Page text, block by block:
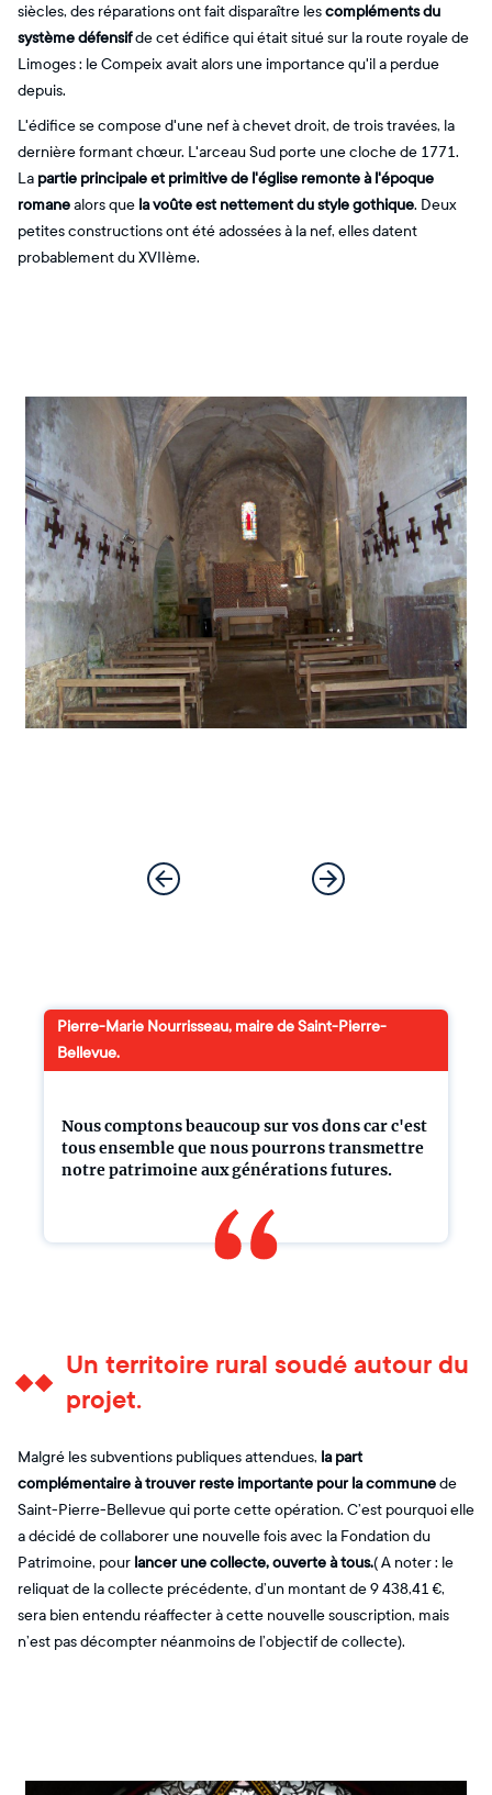
siècles, des réparations ont fait disparaître lescompléments du
système défensifde cet édifice qui était situé sur la route royale de
Limoges : le Compeix avait alors une importance qu'il a perdue
depuis.
L'édifice se compose d'une nef à chevet droit, de trois travées, la
dernière formant chœur. L'arceau Sud porte une cloche de 1771.
La partie principale et primitive de l'église remonte à l'époque
romanealors que la voûte est nettement du style gothique. Deux
petites constructions ont été adossées à la nef, elles datent
probablement du XVIIème.
Nous comptons beaucoup sur vos dons car c'est
tous ensemble que nous pourrons transmettre
notre patrimoine aux générations futures.
Pierre-Marie Nourrisseau, maire de Saint-Pierre-
Bellevue.
Un territoire rural soudé autour du
projet.
Malgré les subventions publiques attendues, la part
complémentaire à trouver reste importante pour la communede
Saint-Pierre-Bellevue qui porte cette opération. C’est pourquoi elle
a décidé de collaborer une nouvelle fois avec la Fondation du
Patrimoine, pour lancer une collecte, ouverte à tous.( A noter : le
reliquat de la collecte précédente, d’un montant de 9 438,41 €,
sera bien entendu réaffecter à cette nouvelle souscription, mais
n’est pas décompter néanmoins de l’objectif de collecte).